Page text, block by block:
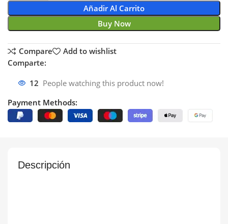
Añadir Al Carrito
Buy Now
Compare
Add to wishlist
Comparte:
12 People watching this product now!
Payment Methods:
Descripción